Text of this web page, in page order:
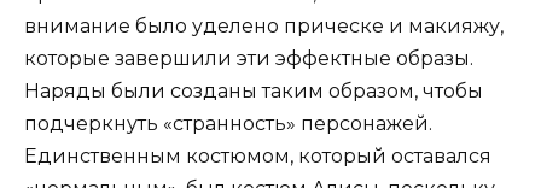
внимание было уделено прическе и макияжу,
которые завершили эти эффектные образы.
Наряды были созданы таким образом, чтобы
подчеркнуть «странность» персонажей.
Единственным костюмом, который оставался